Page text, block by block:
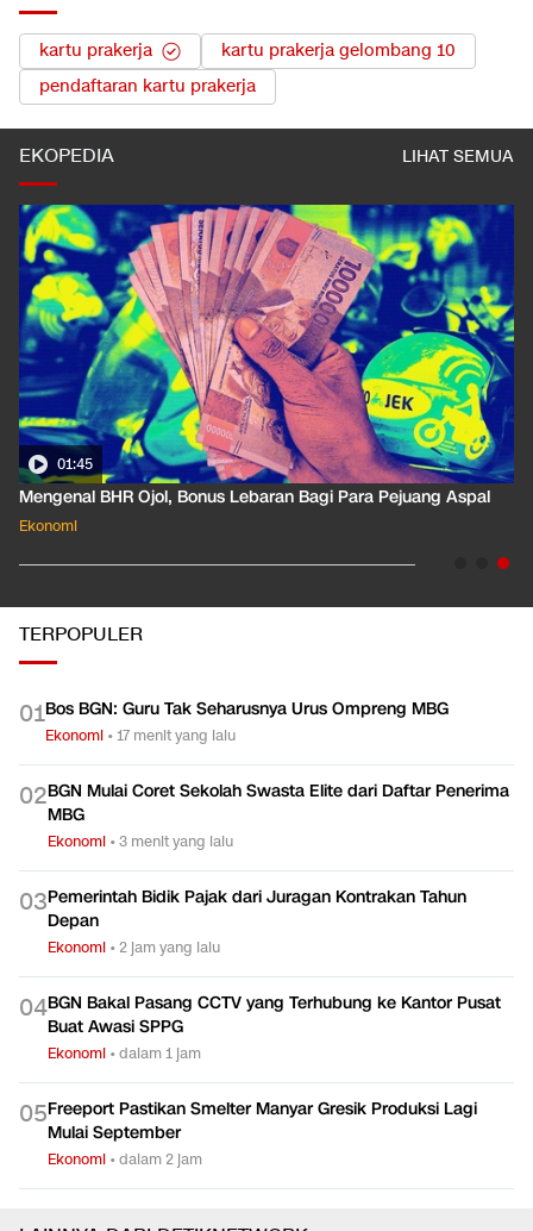
kartu prakerja
kartu prakerja gelombang 10
pendaftaran kartu prakerja
EKOPEDIA LIHAT SEMUA
01:45
Mengenal BHR Ojol, Bonus Lebaran Bagi Para Pejuang Aspal
Ekonomi
TERPOPULER
01Bos BGN: Guru Tak Seharusnya Urus Ompreng MBG
Ekonomi •17 menit yang lalu
02BGN Mulai Coret Sekolah Swasta Elite dari Daftar Penerima
MBG
Ekonomi •3 menit yang lalu
03Pemerintah Bidik Pajak dari Juragan Kontrakan Tahun
Depan
Ekonomi •2 jam yang lalu
04BGN Bakal Pasang CCTV yang Terhubung ke Kantor Pusat
Buat Awasi SPPG
Ekonomi •dalam 1 jam
05Freeport Pastikan Smelter Manyar Gresik Produksi Lagi
Mulai September
Ekonomi •dalam 2 jam